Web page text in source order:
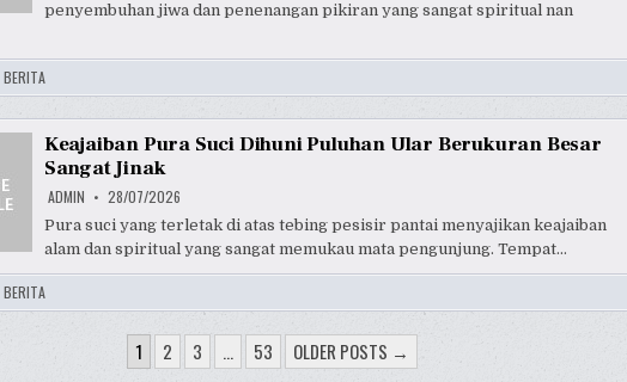
penyembuhan jiwa dan penenangan pikiran yang sangat spiritual nan
BERITA
Keajaiban Pura Suci Dihuni Puluhan Ular Berukuran Besar
Sangat Jinak
ADMIN 28/07/2026
Pura suci yang terletak di atas tebing pesisir pantai menyajikan keajaiban
alam dan spiritual yang sangat memukau mata pengunjung. Tempat…
BERITA
1 2 3 … 53 OLDER POSTS →